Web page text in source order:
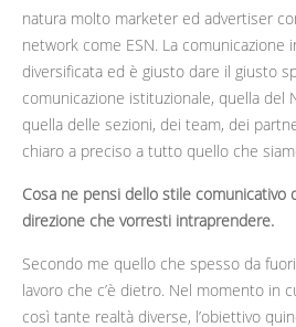
natura molto marketer ed advertiser
network come ESN. La comunicazione
diversificata ed è giusto dare il giusto
comunicazione istituzionale, quella del
quella delle sezioni, dei team, dei
chiaro a preciso a tutto quello che
Cosa ne pensi dello stile comunicativo
direzione che vorresti intraprendere.
Secondo me quello che spesso da
lavoro che c’è dietro. Nel momento in
così tante realtà diverse, l’obiettivo